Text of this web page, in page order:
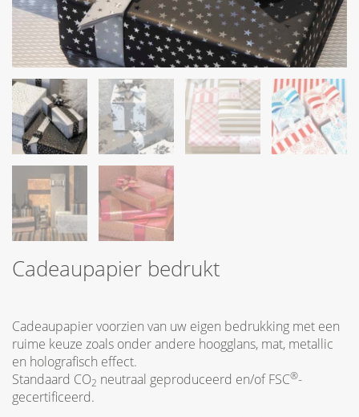
Cadeaupapier bedrukt
Cadeaupapier voorzien van uw eigen bedrukking met een
ruime keuze zoals onder andere hoogglans, mat, metallic
en holografisch effect.
Standaard CO2 neutraal geproduceerd en/of FSC®-
gecertificeerd.